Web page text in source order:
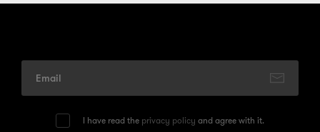
I have read the privacy policy and agree with it.